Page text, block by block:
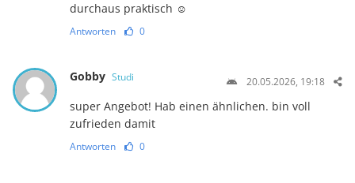
durchaus praktisch ☺️
Antworten 0
Gobby Studi 20.05.2026, 19:18
super Angebot! Hab einen ähnlichen. bin voll
zufrieden damit
Antworten 0